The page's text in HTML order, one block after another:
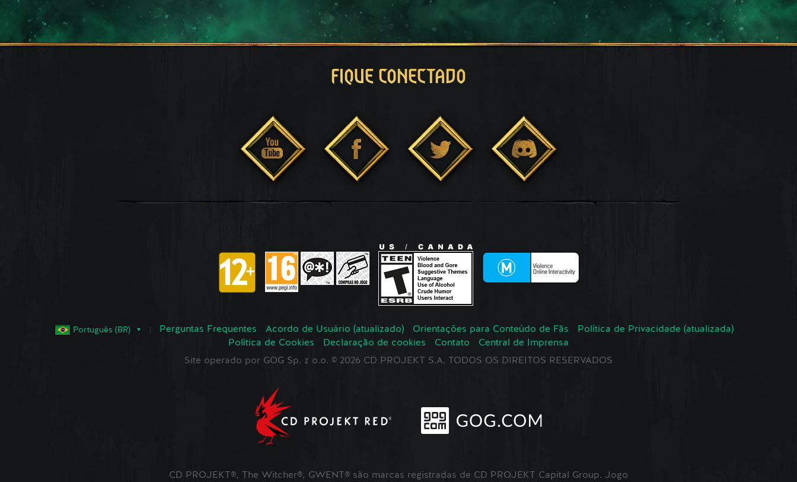
FIQUE CONECTADO
Português (BR) Perguntas Frequentes Acordo de Usuário (atualizado) Orientações para Conteúdo de Fãs
Política de Privacidade (atualizada)
Política de Cookies
Declaração de cookies Contato
Central de Imprensa
Site operado por GOG Sp. z o.o. © 2026 CD PROJEKT S.A. TODOS OS DIREITOS RESERVADOS
CD PROJEKT®, The Witcher®, GWENT® são marcas registradas de CD PROJEKT Capital Group. Jogo